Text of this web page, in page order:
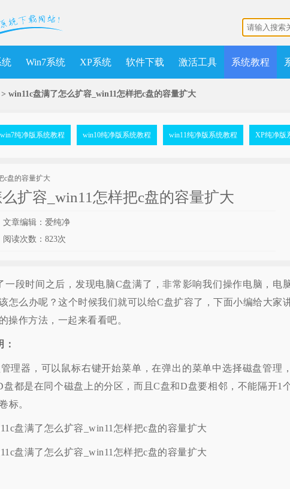
统 Win7系统 XP系统 软件下载 激活工具 系统教程
> win11c盘满了怎么扩容_win11怎样把c盘的容量扩大
win7纯净版系统教程 win10纯净版系统教程 win11纯净版系统教程 XP纯净版
扩容_win11怎样把c盘的容量扩大
文章编辑：爱纯净
阅读次数： 823次
段时间之后，发现电脑C盘满了，非常影响我们操作电脑，电
怎么办呢？这个时候我们就可以给C盘扩容了，下面小编给大家
操作方法，一起来看看吧。
器，可以鼠标右键开始菜单，在弹出的菜单中选择磁盘管理
都是在同个磁盘上的分区，而且C盘和D盘要相邻，不能隔开1
标。